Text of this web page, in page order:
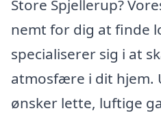
Store Spjellerup?
nemt for dig at finde
specialiserer sig i at
atmosfære i dit hjem.
ønsker lette, luftige